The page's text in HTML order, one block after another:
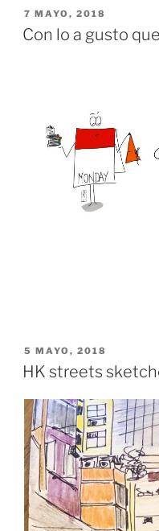
PUBLICADO
EL
7 MAYO, 2018
Con lo a gusto
PUBLICADO
EL
5 MAYO, 2018
HK streets